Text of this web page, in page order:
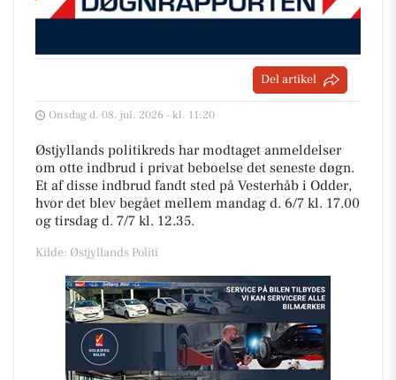
Del artikel
Onsdag d. 08. jul. 2026 - kl. 11:20
Østjyllands politikreds har modtaget anmeldelser
om otte indbrud i privat beboelse det seneste døgn.
Et af disse indbrud fandt sted på Vesterhåb i Odder,
hvor det blev begået mellem mandag d. 6/7 kl. 17.00
og tirsdag d. 7/7 kl. 12.35.
Kilde: Østjyllands Politi